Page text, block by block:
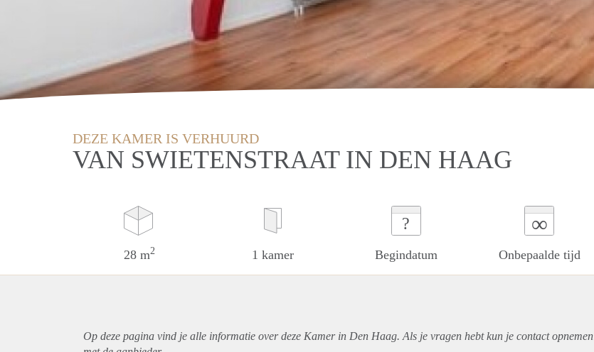
DEZE KAMER IS VERHUURD
VAN SWIETENSTRAAT IN DEN HAAG
28 m2 1 kamer
?
Begindatum
∞
Onbepaalde tijd
Op deze pagina vind je alle informatie over deze Kamer in Den Haag. Als je vragen hebt kun je contact opnemen